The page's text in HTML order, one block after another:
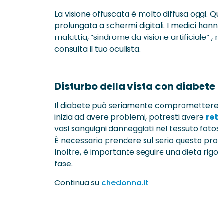
La visione offuscata è molto diffusa oggi.
prolungata a schermi digitali. I medici
malattia, “sindrome da visione artificiale”
consulta il tuo oculista.
Disturbo della vista con diabete
Il diabete può seriamente
inizia ad avere problemi, potresti avere
vasi sanguigni danneggiati nel tessuto
È necessario prendere sul serio questo
Inoltre, è importante seguire una dieta
fase.
Continua su chedonna.it